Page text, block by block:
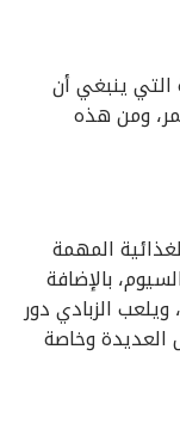
ينبغي أن
ومن هذه
المهمة
بالإضافة
لأنه غني بفيتامين أ وفيتامين ب 6 وب 12، ويلعب الزبادي دور
العديدة وخاصة